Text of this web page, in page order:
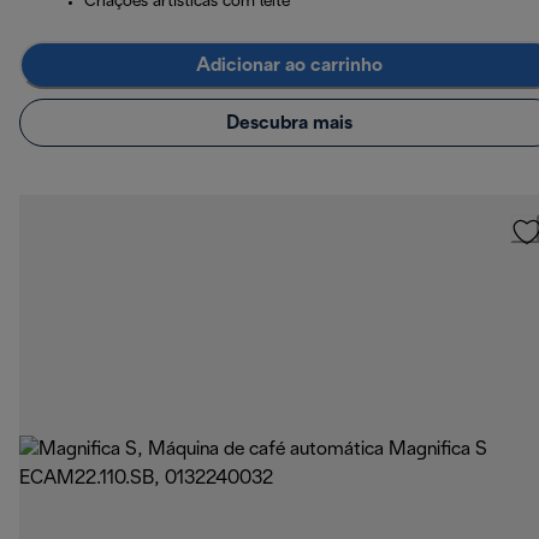
Adicionar ao carrinho
Descubra mais